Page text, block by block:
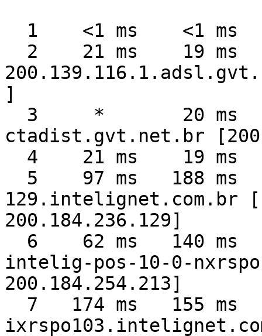
]
ctadist.gvt.net.br
129.intelignet.com.br [
200.184.236.129]
intelig-pos-10-0-
200.184.254.213]